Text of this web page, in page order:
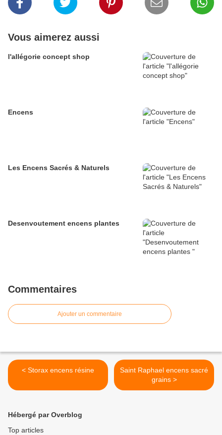
Vous aimerez aussi
l'allégorie concept shop
Encens
Les Encens Sacrés & Naturels
Desenvoutement encens plantes
Commentaires
Ajouter un commentaire
< Storax encens résine
Saint Raphael encens sacré
grains >
Hébergé par Overblog
Top articles